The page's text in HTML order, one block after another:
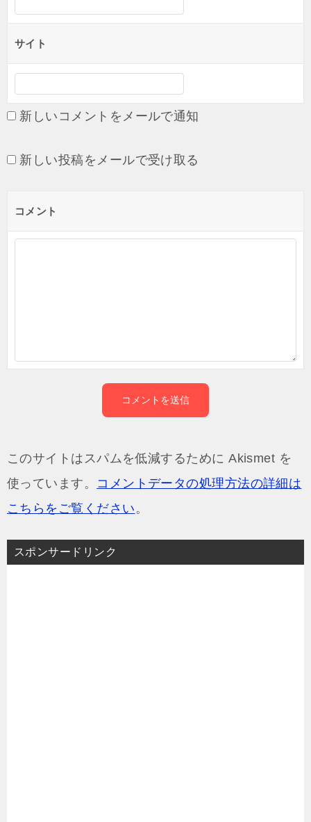
サイト
新しいコメントをメールで通知
新しい投稿をメールで受け取る
コメント
このサイトはスパムを低減するために Akismet を
使っています。 コメントデータの処理方法の詳細は
こちらをご覧ください 。
スポンサードリンク